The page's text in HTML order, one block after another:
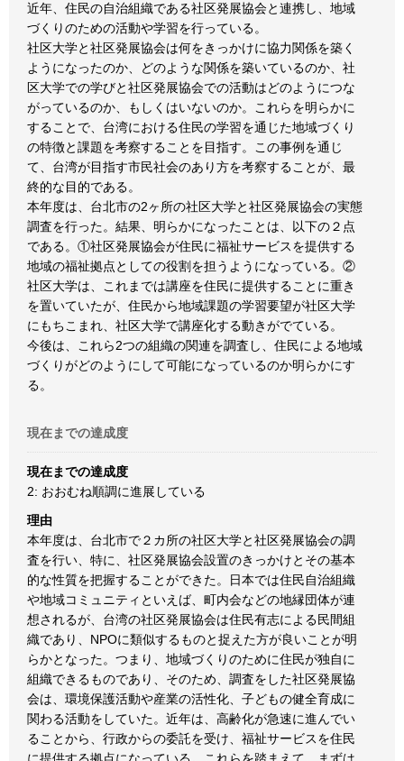
近年、住民の自治組織である社区発展協会と連携し、地域
づくりのための活動や学習を行っている。
社区大学と社区発展協会は何をきっかけに協力関係を築く
ようになったのか、どのような関係を築いているのか、社
区大学での学びと社区発展協会での活動はどのようにつな
がっているのか、もしくはいないのか。これらを明らかに
することで、台湾における住民の学習を通じた地域づくり
の特徴と課題を考察することを目指す。この事例を通じ
て、台湾が目指す市民社会のあり方を考察することが、最
終的な目的である。
本年度は、台北市の2ヶ所の社区大学と社区発展協会の実態
調査を行った。結果、明らかになったことは、以下の２点
である。①社区発展協会が住民に福祉サービスを提供する
地域の福祉拠点としての役割を担うようになっている。②
社区大学は、これまでは講座を住民に提供することに重き
を置いていたが、住民から地域課題の学習要望が社区大学
にもちこまれ、社区大学で講座化する動きがでている。
今後は、これら2つの組織の関連を調査し、住民による地域
づくりがどのようにして可能になっているのか明らかにす
る。
現在までの達成度
現在までの達成度
2: おおむね順調に進展している
理由
本年度は、台北市で２カ所の社区大学と社区発展協会の調
査を行い、特に、社区発展協会設置のきっかけとその基本
的な性質を把握することができた。日本では住民自治組織
や地域コミュニティといえば、町内会などの地縁団体が連
想されるが、台湾の社区発展協会は住民有志による民間組
織であり、NPOに類似するものと捉えた方が良いことが明
らかとなった。つまり、地域づくりのために住民が独自に
組織できるものであり、そのため、調査をした社区発展協
会は、環境保護活動や産業の活性化、子どもの健全育成に
関わる活動をしていた。近年は、高齢化が急速に進んでい
ることから、行政からの委託を受け、福祉サービスを住民